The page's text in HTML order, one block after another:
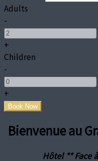
Adults
-
+
Children
-
+
Bienvenue au
Hôtel ** Face